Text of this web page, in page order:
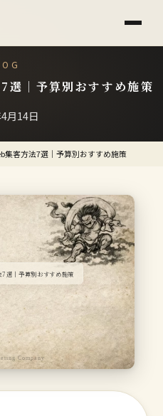
選｜予算別おすすめ施策
月14日
集客方法7選｜予算別おすすめ施策
選｜予算別おすすめ施策
Company